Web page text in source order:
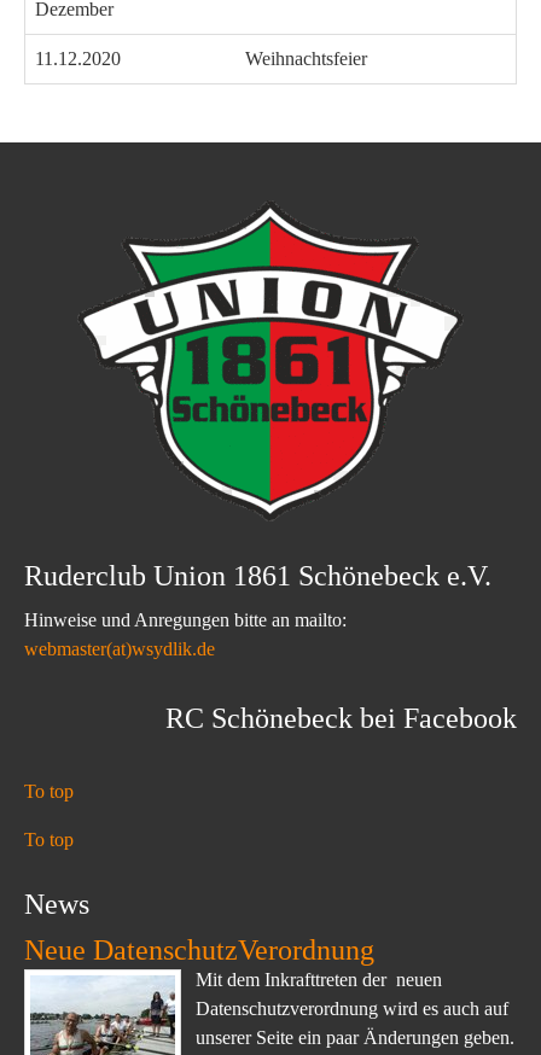
Dezember
11.12.2020 Weihnachtsfeier
Ruderclub Union 1861 Schönebeck e.V.
Hinweise und Anregungen bitte an mailto:
webmaster(at)wsydlik.de
RC Schönebeck bei Facebook
To top
To top
News
Neue DatenschutzVerordnung
Mit dem Inkrafttreten der neuen
Datenschutzverordnung wird es auch auf
unserer Seite ein paar Änderungen geben.